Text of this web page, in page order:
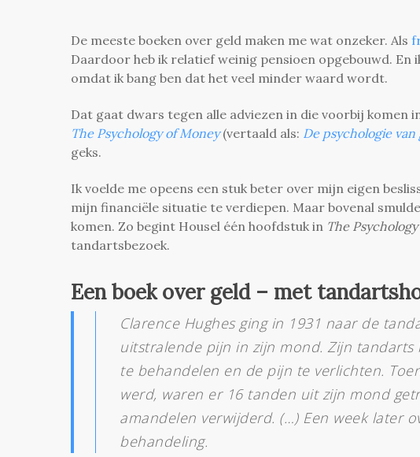
De meeste boeken over geld maken me wat onzeker. Als
Daardoor heb ik relatief weinig pensioen opgebouwd.
omdat ik bang ben dat het veel minder waard wordt.
Dat gaat dwars tegen alle adviezen in die voorbij komen
The Psychology of Money(vertaald als: De psychologie van
geks.
Ik voelde me opeens een stuk beter over mijn eigen
mijn financiële situatie te verdiepen. Maar bovenal
komen. Zo begint Housel één hoofdstuk in The
tandartsbezoek.
Een boek over geld – met
Clarence Hughes ging in 1931 naar de
uitstralende pijn in zijn mond. Zijn
te behandelen en de pijn te verlichten.
werd, waren er 16 tanden uit zijn mond
amandelen verwijderd. (…) Een week later
behandeling.